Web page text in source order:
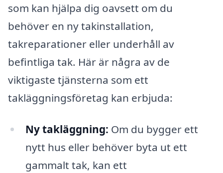
som kan hjälpa dig oavsett om du
behöver en ny takinstallation,
takreparationer eller underhåll av
befintliga tak. Här är några av de
viktigaste tjänsterna som ett
takläggningsföretag kan erbjuda:
Ny takläggning: Om du bygger ett
nytt hus eller behöver byta ut ett
gammalt tak, kan ett